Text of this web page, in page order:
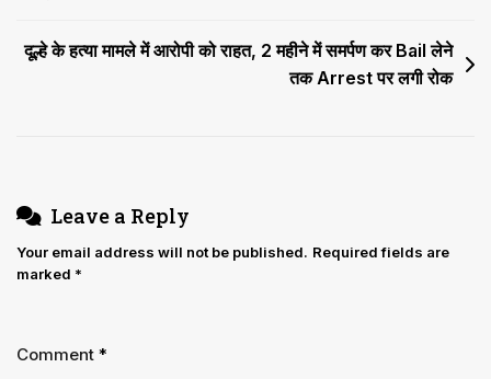
406
दूल्हे के हत्या मामले में आरोपी को राहत, 2 महीने में समर्पण कर Bail लेने
तक Arrest पर लगी रोक
Leave a Reply
Your email address will not be published. Required fields are
marked *
Comment *